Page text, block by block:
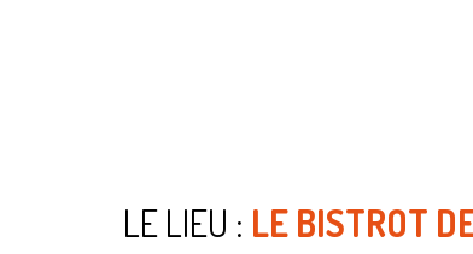
LE LIEU : LE BISTROT